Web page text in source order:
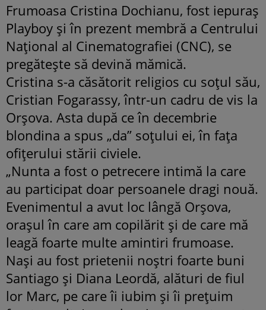
Frumoasa Cristina Dochianu, fost iepuraş
Playboy şi în prezent membră a Centrului
Naţional al Cinematografiei (CNC), se
pregătește să devină mămică.
Cristina s-a căsătorit religios cu soțul său,
Cristian Fogarassy, într-un cadru de vis la
Orșova. Asta după ce în decembrie
blondina a spus „da” soţului ei, în faţa
ofiţerului stării civiele.
„Nunta a fost o petrecere intimă la care
au participat doar persoanele dragi nouă.
Evenimentul a avut loc lângă Orșova,
orașul în care am copilărit și de care mă
leagă foarte multe amintiri frumoase.
Nași au fost prietenii noștri foarte buni
Santiago și Diana Leordă, alături de fiul
lor Marc, pe care îi iubim și îi prețuim